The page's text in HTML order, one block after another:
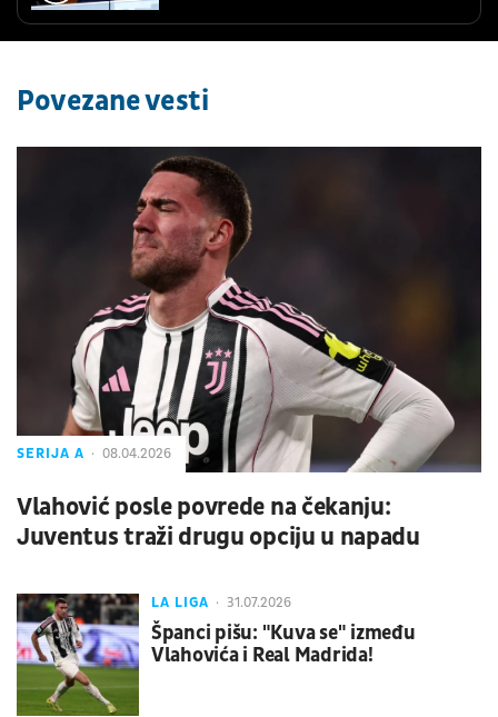
Povezane vesti
SERIJA A 08.04.2026
Vlahović posle povrede na čekanju:
Juventus traži drugu opciju u napadu
LA LIGA 31.07.2026
Španci pišu: "Kuva se" između
Vlahovića i Real Madrida!